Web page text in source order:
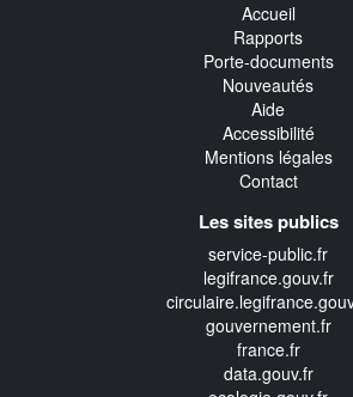
Accueil
Rapports
Porte-documents
Nouveautés
Aide
Accessibilité
Mentions légales
Contact
Les sites publics
service-public.fr
legifrance.gouv.fr
gouvernement.fr
france.fr
data.gouv.fr